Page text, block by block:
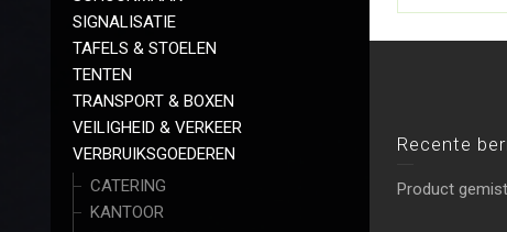
SIGNALISATIE
TAFELS & STOELEN
TENTEN
TRANSPORT & BOXEN
VEILIGHEID & VERKEER
VERBRUIKSGOEDEREN
CATERING
KANTOOR
Recente
Product